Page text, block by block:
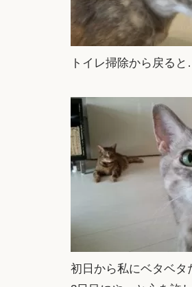
トイレ掃除から戻る
初日から私にベタベタ